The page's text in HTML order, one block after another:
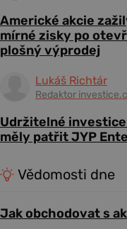
Americké akcie
mírné zisky po
plošný výprodej
Lukáš Richtár
Redaktor
Udržitelné
měly patřit JYP
Vědomosti dne
Jak obchodovat s